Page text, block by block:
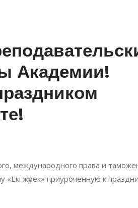
Академии!
международного права и
жүрек» приуроченную к